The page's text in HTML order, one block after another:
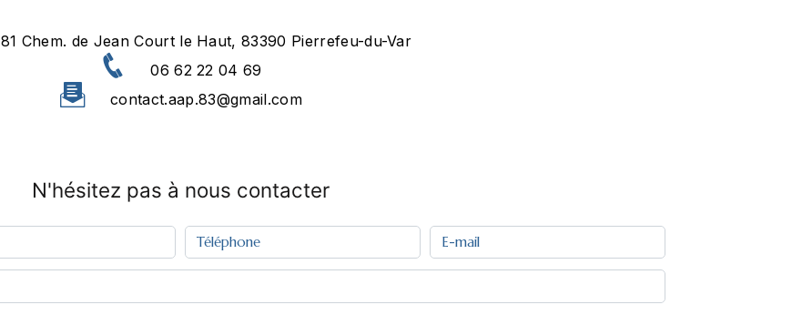
81 Chem. de Jean Court le Haut, 83390 Pierrefeu-du-Var
06 62 22 04 69
contact.aap.83@gmail.com
N'hésitez pas à nous contacter